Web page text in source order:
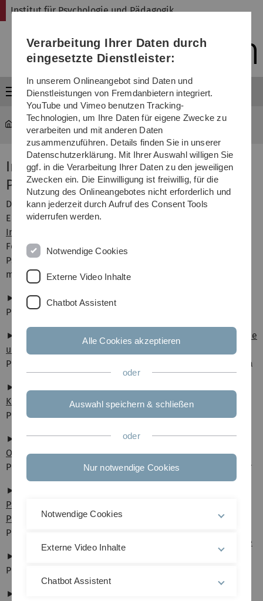
Direkt
Direkt
Direkt
(Sprache,
Drucken,
Media)
Direkt
Direkt
Institut für Psychologie und Pädagogik
Menü
psy-paed
Institut für Psychologie und
Pädagogik
Das Institut für Psychologie und Pädagogik ist eine
Einrichtung derFakultät Ingenieurwissenschaften,
Informatik und Psychologie
Forschungsvision unseres Instituts lautet “Wir als Ulmer
Psychologie schaffen gemeinsam Wissen für eine
menschengerechte Zukunft.”
►
Allgemeine Psychologie
Prof. Dr. Anke Huckauf
►
Angewandte Emotions-
und Motivationspsychologie
Prof. Dr. Cornelia Herbert
►
Kognitionspsychologie
Prof. Dr. Marc Ernst
►
Arbeits-u.
Organisationspsychologie
Prof Dr. Klaus Melchers
►
Psychologie und
Psychologische Diagnostik
Prof. Dr. Oliver Wilhelm
►
Prof. Dr. Daniel Zimprich
►
►
Klinische und Biologische
Psychologie
Prof. Dr. Iris-Tatjana Kolassa
Gesundheitspsychologie
Prof. Dr. Dr. Olga Pollatos
►
Klinische Psychologie
und Psychotherapie
Prof. Dr. Harald Baumeister
Persönlichkeitspsychologie
Verarbeitung Ihrer Daten durch
eingesetzte Dienstleister:
In unserem Onlineangebot sind Daten und
Dienstleistungen von Fremdanbietern integriert.
YouTube und Vimeo benutzen Tracking-
Technologien, um Ihre Daten für eigene Zwecke zu
verarbeiten und mit anderen Daten
zusammenzuführen. Details finden Sie in unserer
Datenschutzerklärung. Mit Ihrer Auswahl willigen Sie
ggf. in die Verarbeitung Ihrer Daten zu den jeweiligen
Zwecken ein. Die Einwilligung ist freiwillig, für die
Nutzung des Onlineangebotes nicht erforderlich und
kann jederzeit durch Aufruf des Consent Tools
widerrufen werden.
Notwendige Cookies
Externe Video Inhalte
Chatbot Assistent
Alle Cookies akzeptieren
oder
Auswahl speichern & schließen
oder
Nur notwendige Cookies
Notwendige Cookies
Externe Video Inhalte
Chatbot Assistent